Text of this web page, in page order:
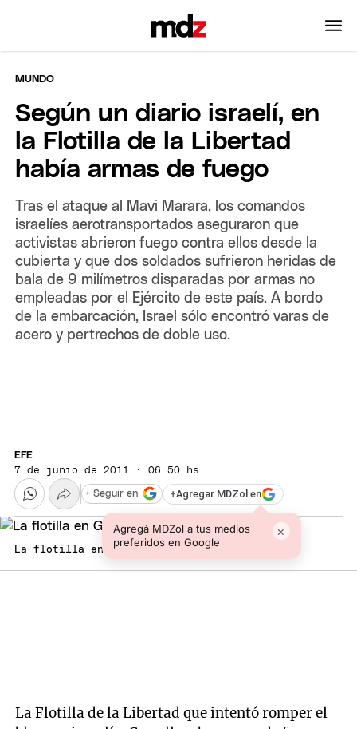
MUNDO
Según un diario israelí, en
la Flotilla de la Libertad
había armas de fuego
Tras el ataque al Mavi Marara, los comandos
israelíes aerotransportados aseguraron que
activistas abrieron fuego contra ellos desde la
cubierta y que dos soldados sufrieron heridas de
bala de 9 milímetros disparadas por armas no
empleadas por el Ejército de este país. A bordo
de la embarcación, Israel sólo encontró varas de
acero y pertrechos de doble uso.
EFE
7 de junio de 2011 · 06:50 hs
+Agregar MDZol en
Agregá MDZol a tus medios
preferidos en Google
×
+ Seguir en
La flotilla en Gaza. Foto: Gentileza El País
La Flotilla de la Libertad que intentó romper el